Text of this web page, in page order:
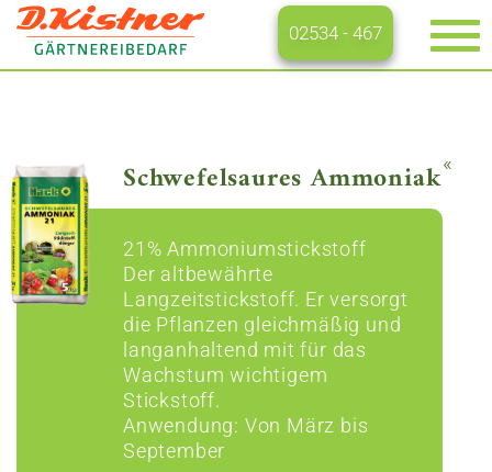
02534 - 467
Schwefelsaures Ammoniak
21% Ammoniumstickstoff
Der altbewährte
Langzeitstickstoff. Er versorgt
die Pflanzen gleichmäßig und
langanhaltend mit für das
Wachstum wichtigem
Stickstoff.
Anwendung: Von März bis
September
«